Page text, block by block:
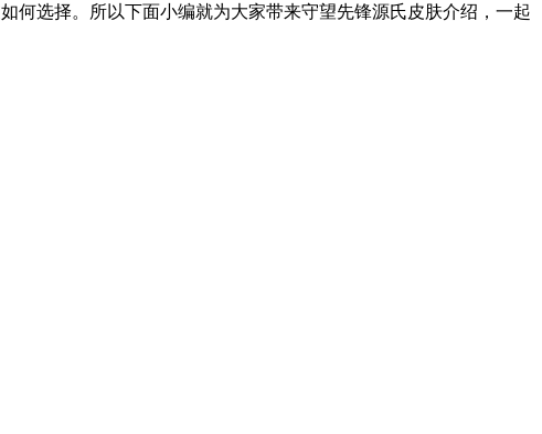
选择。所以下面小编就为大家带来守望先锋源氏皮肤介绍，一起